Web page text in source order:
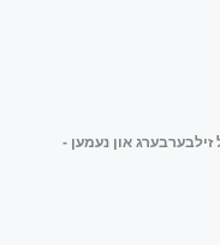
און נעמען -